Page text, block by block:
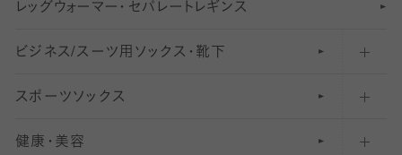
アンクル・ショートソックス（くるぶし上）
クルーソックス（ふくらはぎ下）
ハイソックス
オーバーニー・ニーハイソックス
41〜60デニールタイツ
61〜80デニールタイツ
81 〜110デニールタイツ
111〜210デニールタイツ
無地レギンス
レギンスパンツ（レギパン）
マタニティレギンス
5 分丈
伝線しにくいストッキング
ショートストッキング
結婚式用ストッキング
美脚ストッキング
レッ グ ウォー マー ・ セパレー ト レ ギンス
ビジネス/スーツ用 ソックス・靴下
匠シリーズ
フレッシャーズ向けソックス・靴下
スポーツソックス
ランニングソックス・靴下
健康・美容